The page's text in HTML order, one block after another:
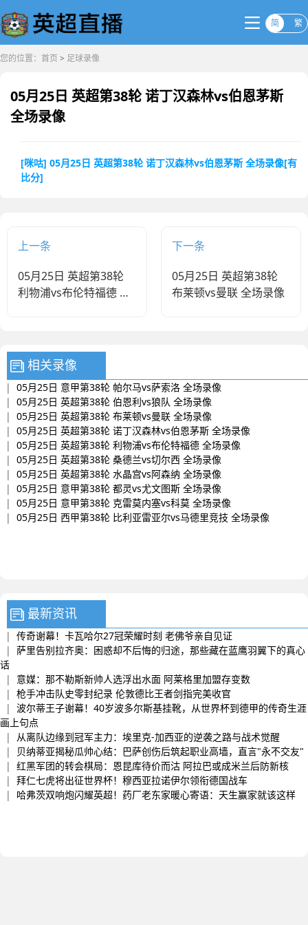
简 繁
您的位置： 首页 > 足球录像
05月25日 英超第38轮 诺丁汉森林vs伯恩茅斯
全场录像
[咪咕] 05月25日 英超第38轮 诺丁汉森林vs伯恩茅斯 全场录像[有
比分]
上一条
05月25日 英超第38轮
利物浦vs布伦特福德 全
下一条
05月25日 英超第38轮
布莱顿vs曼联 全场录像
相关录像
| 05月25日 意甲第38轮 帕尔马vs萨索洛 全场录像
| 05月25日 英超第38轮 伯恩利vs狼队 全场录像
| 05月25日 英超第38轮 布莱顿vs曼联 全场录像
| 05月25日 英超第38轮 诺丁汉森林vs伯恩茅斯 全场录像
| 05月25日 英超第38轮 利物浦vs布伦特福德 全场录像
| 05月25日 英超第38轮 桑德兰vs切尔西 全场录像
| 05月25日 英超第38轮 水晶宫vs阿森纳 全场录像
| 05月25日 意甲第38轮 都灵vs尤文图斯 全场录像
| 05月25日 意甲第38轮 克雷莫内塞vs科莫 全场录像
| 05月25日 西甲第38轮 比利亚雷亚尔vs马德里竞技 全场录像
最新资讯
| 传奇谢幕！卡瓦哈尔27冠荣耀时刻 老佛爷亲自见证
| 萨里告别拉齐奥：困惑却不后悔的归途，那些藏在蓝鹰羽翼下的真心
话
| 意媒：那不勒斯新帅人选浮出水面 阿莱格里加盟存变数
| 枪手冲击队史零封纪录 伦敦德比王者剑指完美收官
| 波尔蒂王子谢幕！40岁波多尔斯基挂靴，从世界杯到德甲的传奇生涯
画上句点
| 从离队边缘到冠军主力：埃里克-加西亚的逆袭之路与战术觉醒
|
贝纳蒂亚揭秘瓜帅心结：巴萨创伤后筑起职业高墙，直言"永不交友"
| 红黑军团的转会棋局：恩昆库待价而沽 阿拉巴或成米兰后防新核
| 拜仁七虎将出征世界杯！穆西亚拉诺伊尔领衔德国战车
| 哈弗茨双响炮闪耀英超！药厂老东家暖心寄语：天生赢家就该这样